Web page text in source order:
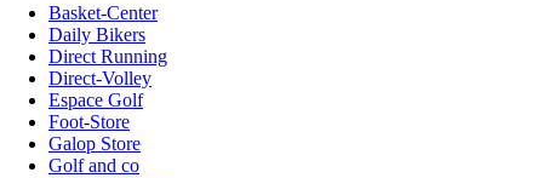
Basket-Center
Daily Bikers
Direct Running
Direct-Volley
Espace Golf
Foot-Store
Galop Store
Golf and co